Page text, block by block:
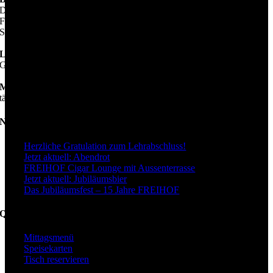
Di–Do: 17.00–24.00 Uhr
Fr–Sa: 16.00–01.00 Uhr
So / Feiertage: 12.00–22.00 Uhr
Lädeli
Gleiche Öffnungszeiten wie die Hofstube
Minigolf
täglich von 09.00–22.00 Uhr geöffnet
Neuigkeiten
Herzliche Gratulation zum Lehrabschluss!
Jetzt aktuell: Abendrot
FREIHOF Cigar Lounge mit Aussenterrasse
Jetzt aktuell: Jubiläumsbier
Das Jubiläumsfest – 15 Jahre FREIHOF
Quicklinks
Mittagsmenü
Speisekarten
Tisch reservieren